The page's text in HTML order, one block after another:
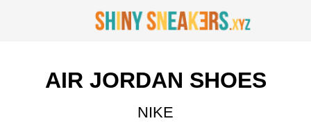
AIR JORDAN SHOES
NIKE